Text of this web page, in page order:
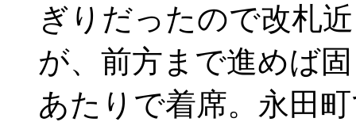
ぎりだったので改札
が、前方まで進めば
あたりで着席。永田